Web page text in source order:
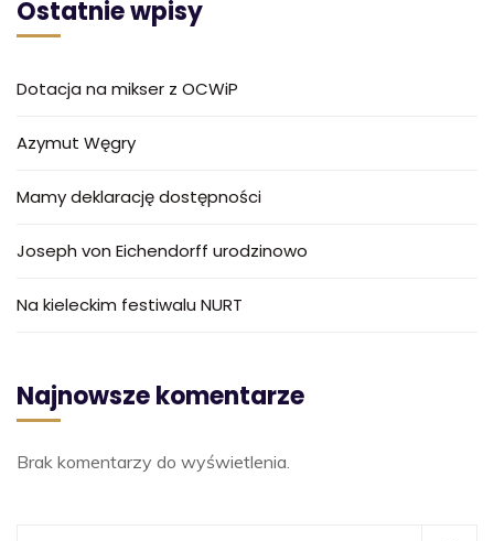
Ostatnie wpisy
Dotacja na mikser z OCWiP
Azymut Węgry
Mamy deklarację dostępności
Joseph von Eichendorff urodzinowo
Na kieleckim festiwalu NURT
Najnowsze komentarze
Brak komentarzy do wyświetlenia.